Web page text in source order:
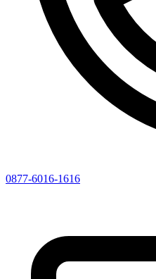
0877-6016-1616